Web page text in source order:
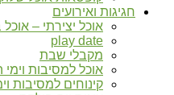
חגיגות ואירועים
אוכל יצירתי – אוכל
play date
מקבלי שבת
אוכל למסיבות וימי
קינוחים למסיבות